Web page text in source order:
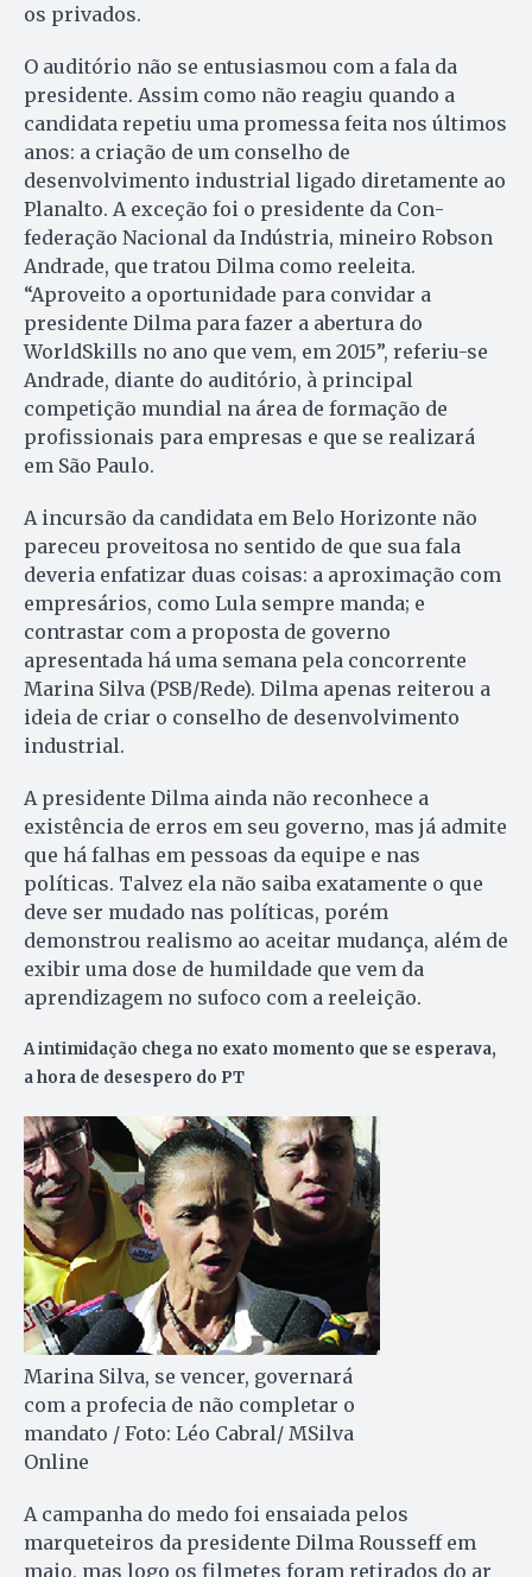
os privados.
O auditório não se entusiasmou com a fala da
presidente. Assim como não reagiu quando a
candidata repetiu uma promessa feita nos últimos
anos: a criação de um conselho de
desenvolvimento industrial ligado diretamente ao
Planalto. A exceção foi o presidente da Con­
federação Nacional da Indústria, mineiro Robson
Andrade, que tratou Dilma como reeleita.
“Aproveito a oportunidade para con­vidar a
presidente Dilma para fa­zer a abertura do
WorldSkills no ano que vem, em 2015”, referiu-se
An­dra­de, diante do auditório, à principal
competição mundial na área de for­mação de
profissionais para em­presas e que se realizará
em São Paulo.
A incursão da candidata em Belo Horizonte não
pareceu proveitosa no sentido de que sua fala
deveria enfatizar duas coisas: a aproximação com
empresários, como Lula sempre manda; e
contrastar com a proposta de governo
apresentada há uma semana pela concorrente
Marina Silva (PSB/Rede). Dilma apenas reiterou a
ideia de criar o conselho de desenvolvimento
industrial.
A presidente Dilma ainda não reconhece a
existência de erros em seu governo, mas já admite
que há falhas em pessoas da equipe e nas
políticas. Talvez ela não saiba exatamente o que
deve ser mudado nas políticas, porém
demonstrou realismo ao aceitar mudança, além de
exibir uma dose de humildade que vem da
aprendizagem no sufoco com a reeleição.
A intimidação chega no exato momento que se esperava,
a hora de desespero do PT
Marina Silva, se vencer, governará
com a profecia de não completar o
mandato / Foto: Léo Cabral/ MSilva
Online
A campanha do medo foi ensaiada pelos
marqueteiros da presidente Dilma Rousseff em
maio, mas logo os filmetes foram retirados do ar